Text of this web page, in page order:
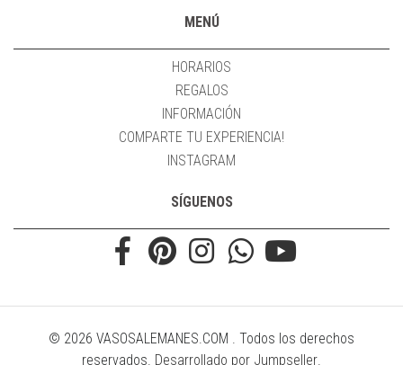
MENÚ
HORARIOS
REGALOS
INFORMACIÓN
COMPARTE TU EXPERIENCIA!
INSTAGRAM
SÍGUENOS
© 2026 VASOSALEMANES.COM . Todos los derechos
reservados. Desarrollado por Jumpseller.